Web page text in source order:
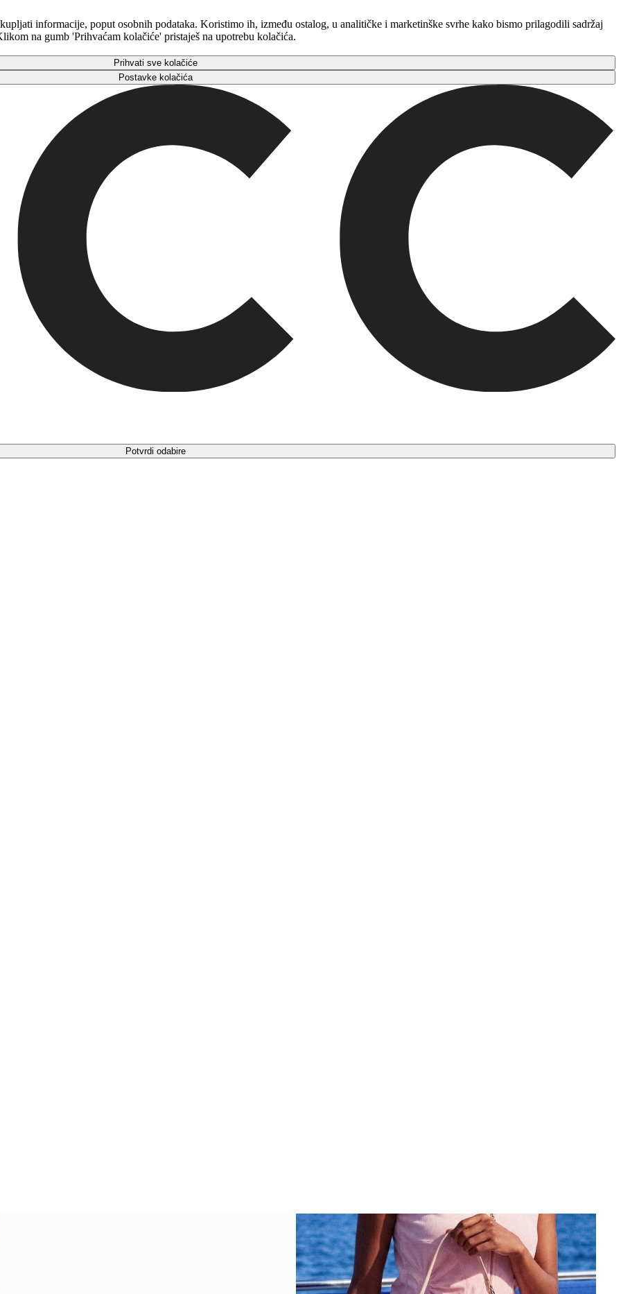
informacije, poput osobnih podataka. Koristimo ih, između ostalog, u analitičke i marketinške svrhe kako bismo prilagodili sadržaj
na gumb 'Prihvaćam kolačiće' pristaješ na upotrebu kolačića.
Prihvati sve kolačiće
Postavke kolačića
Potvrdi odabire